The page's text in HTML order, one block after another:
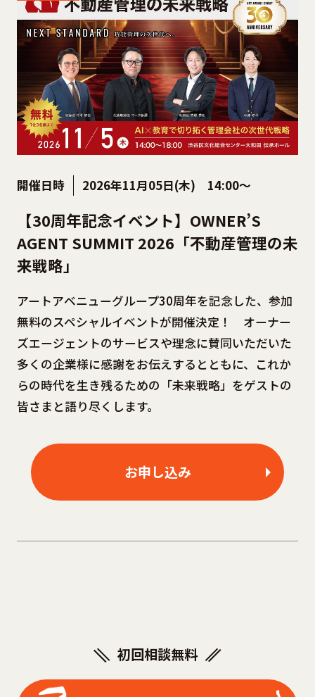
開催日時 2026年11月05日(木) 14:00～
【30周年記念イベント】OWNER’S
AGENT SUMMIT 2026「不動産管理の未
来戦略」
アートアベニューグループ30周年を記念した、参加
無料のスペシャルイベントが開催決定！ オーナー
ズエージェントのサービスや理念に賛同いただいた
多くの企業様に感謝をお伝えするとともに、これか
らの時代を生き残るための「未来戦略」をゲストの
皆さまと語り尽くします。
お申し込み
初回相談無料